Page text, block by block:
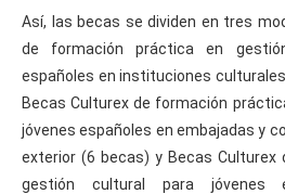
Así, las becas se dividen en tres
de formación práctica en
españoles en instituciones
Becas Culturex de formación
jóvenes españoles en embajadas y
exterior (6 becas) y Becas
gestión cultural para jóvenes